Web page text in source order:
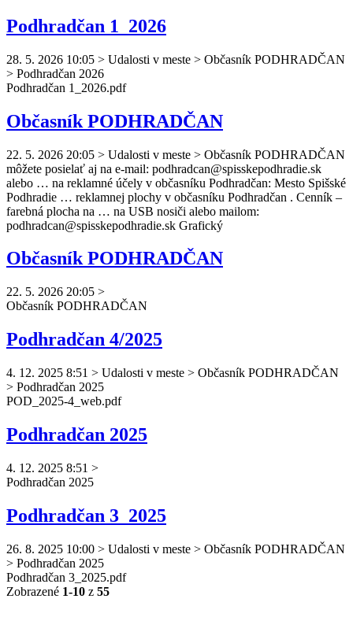
Podhradčan 1_2026
28. 5. 2026 10:05 > Udalosti v meste > Občasník PODHRADČAN
> Podhradčan 2026
Podhradčan 1_2026.pdf
Občasník PODHRADČAN
22. 5. 2026 20:05 > Udalosti v meste > Občasník PODHRADČAN
môžete posielať aj na e-mail: podhradcan@spisskepodhradie.sk
alebo … na reklamné účely v občasníku Podhradčan: Mesto Spišské
Podhradie … reklamnej plochy v občasníku Podhradčan . Cenník –
farebná plocha na … na USB nosiči alebo mailom:
podhradcan@spisskepodhradie.sk Grafický
Občasník PODHRADČAN
22. 5. 2026 20:05 >
Občasník PODHRADČAN
Podhradčan 4/2025
4. 12. 2025 8:51 > Udalosti v meste > Občasník PODHRADČAN
> Podhradčan 2025
POD_2025-4_web.pdf
Podhradčan 2025
4. 12. 2025 8:51 >
Podhradčan 2025
Podhradčan 3_2025
26. 8. 2025 10:00 > Udalosti v meste > Občasník PODHRADČAN
> Podhradčan 2025
Podhradčan 3_2025.pdf
Zobrazené 1-10 z 55